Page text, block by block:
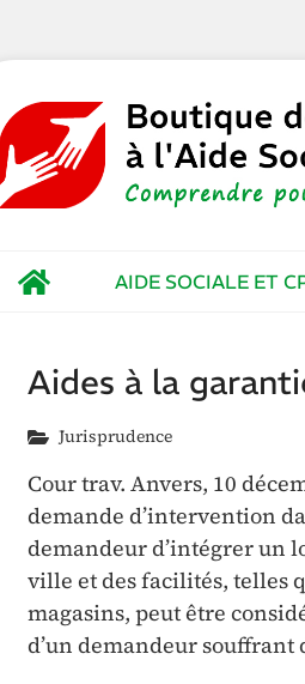
AIDE SOCIALE ET
Aides à la
Jurisprudence
Cour trav. Anvers, 10
demande d’intervention
demandeur d’intégrer un
ville et des facilités, telles
magasins, peut être
d’un demandeur